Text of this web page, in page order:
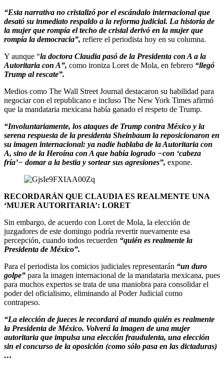
“Esta narrativa no cristalizó por el escándalo internacional que
desató su inmediato respaldo a la reforma judicial. La historia de
la mujer que rompía el techo de cristal derivó en la mujer que
rompía la democracia”, refiere el periodista hoy en su columna.
Y aunque “la doctora Claudia pasó de la Presidenta con A a la
Autoritaria con A”, como ironiza Loret de Mola, en febrero “llegó
Trump al rescate”.
Medios como The Wall Street Journal destacaron su habilidad para
negociar con el republicano e incluso The New York Times afirmó
que la mandataria mexicana había ganado el respeto de Trump.
“Involuntariamente, los ataques de Trump contra México y la
serena respuesta de la presidenta Sheinbaum la reposicionaron en
su imagen internacional: ya nadie hablaba de la Autoritaria con
A, sino de la Heroína con A que había logrado −con ‘cabeza
fría’− domar a la bestia y sortear sus agresiones”, expone.
RECORDARÁN QUE CLAUDIA ES REALMENTE UNA
‘MUJER AUTORITARIA’: LORET
Sin embargo, de acuerdo con Loret de Mola, la elección de
juzgadores de este domingo podría revertir nuevamente esa
percepción, cuando todos recuerden “quién es realmente la
Presidenta de México”.
Para el periodista los comicios judiciales representarán “un duro
golpe” para la imagen internacional de la mandataria mexicana, pues
para muchos expertos se trata de una maniobra para consolidar el
poder del oficialismo, eliminando al Poder Judicial como
contrapeso.
“La elección de jueces le recordará al mundo quién es realmente
la Presidenta de México. Volverá la imagen de una mujer
autoritaria que impulsa una elección fraudulenta, una elección
sin el concurso de la oposición (como sólo pasa en las dictaduras)
…